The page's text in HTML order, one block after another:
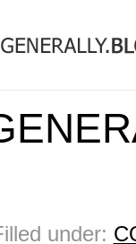
under: